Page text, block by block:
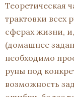
Теоретическая
трактовки всех
сферах жизни,
(домашнее
необходимо
руны под
возможность